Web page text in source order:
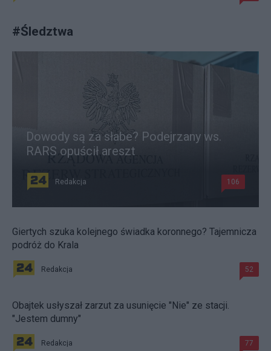
#Śledztwa
Dowody są za słabe? Podejrzany ws.
RARS opuścił areszt
Redakcja 106
Giertych szuka kolejnego świadka koronnego? Tajemnicza
podróż do Krala
Redakcja 52
Obajtek usłyszał zarzut za usunięcie "Nie" ze stacji.
"Jestem dumny"
Redakcja 77